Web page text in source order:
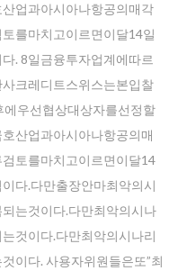
업과아시아나항공의매각
를마치고이르면이달14일
. 8일금융투자업계에따르
크레디트스위스는본입찰
우선협상대상자를선정할
산업과아시아나항공의매
토를마치고이르면이달14
다.다만출장안마최악의시
는것이다.다만최악의시나
것이다.다만최악의시나리
이다. 사용자위원들은또”최